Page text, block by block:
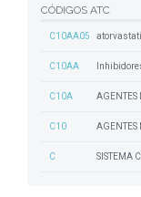
CÓDIGOS ATC
C10AA05
C10AA
C10A AGENTES
C10 AGENTES
C SISTEMA